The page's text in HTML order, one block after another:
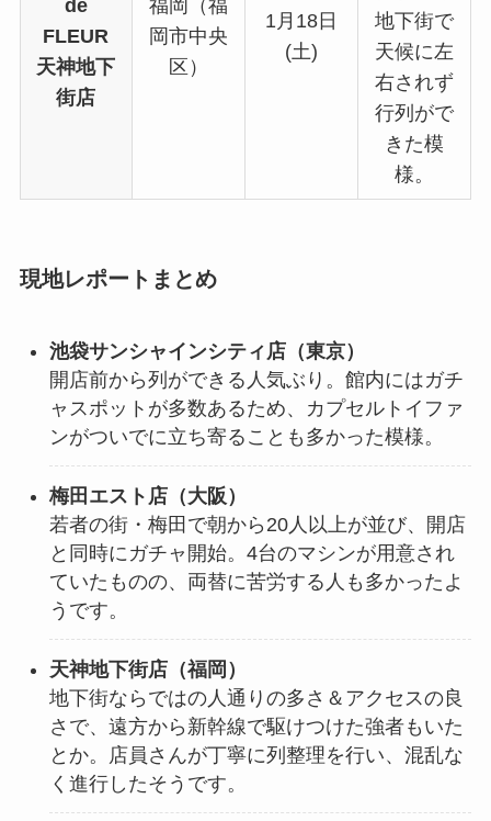
de
FLEUR
天神地下
街店
福岡（福
岡市中央
区）
1月18日
(土)
地下街で
天候に左
右されず
行列がで
きた模
様。
現地レポートまとめ
池袋サンシャインシティ店（東京）
開店前から列ができる人気ぶり。館内にはガチ
ャスポットが多数あるため、カプセルトイファ
ンがついでに立ち寄ることも多かった模様。
梅田エスト店（大阪）
若者の街・梅田で朝から20人以上が並び、開店
と同時にガチャ開始。4台のマシンが用意され
ていたものの、両替に苦労する人も多かったよ
うです。
天神地下街店（福岡）
地下街ならではの人通りの多さ＆アクセスの良
さで、遠方から新幹線で駆けつけた強者もいた
とか。店員さんが丁寧に列整理を行い、混乱な
く進行したそうです。